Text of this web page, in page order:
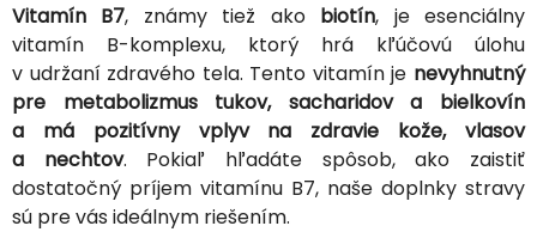
Vitamín B7, známy tiež ako biotín, je esenciálny
vitamín B-komplexu, ktorý hrá kľúčovú úlohu
v udržaní zdravého tela. Tento vitamín je nevyhnutný
pre metabolizmus tukov, sacharidov a bielkovín
a má pozitívny vplyv na zdravie kože, vlasov
a nechtov. Pokiaľ hľadáte spôsob, ako zaistiť
dostatočný príjem vitamínu B7, naše doplnky stravy
sú pre vás ideálnym riešením.